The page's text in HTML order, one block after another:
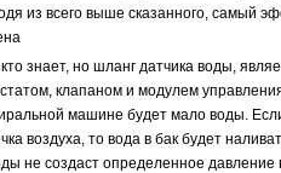
из всего выше сказанного, самый
знает, но шланг датчика воды,
клапаном и модулем
машине будет мало воды.
воздуха, то вода в бак будет
не создаст определенное давление